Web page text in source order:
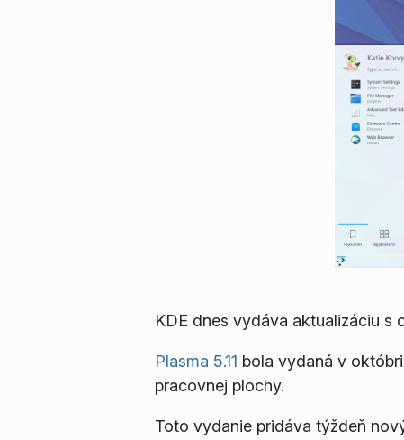
KDE dnes vydáva aktualizáciu s
Plasma 5.11 bola vydaná v
pracovnej plochy.
Toto vydanie pridáva týždeň